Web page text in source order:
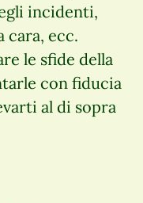
incidenti,
cara, ecc.
le sfide della
con fiducia
al di sopra